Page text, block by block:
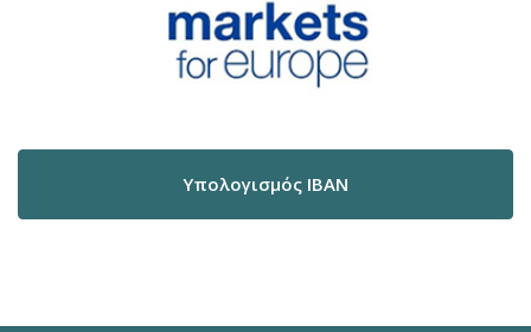
Υπολογισμός IBAN